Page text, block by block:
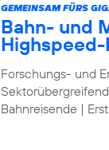
GEMEINSAM FÜRS
Bahn- und
Forschungs- und
Bahnreisende |